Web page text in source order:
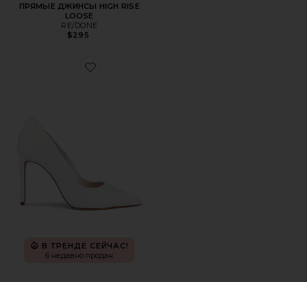
ПРЯМЫЕ ДЖИНСЫ HIGH RISE
LOOSE
RE/DONE
$295
Favorite БОСОНОЖКИ LOU
В ТРЕНДЕ СЕЙЧАС!
6 недавно продан